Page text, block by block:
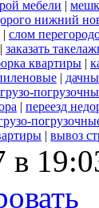
мебели |
нижний
| слом
| заказать
квартиры |
|
| переезд
| вывоз
в